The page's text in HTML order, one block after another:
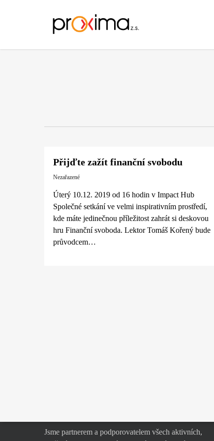
Přijďte zažít finanční svobodu
Nezařazené
Úterý 10.12. 2019 od 16 hodin v Impact Hub
Společné setkání ve velmi inspirativním prostředí,
kde máte jedinečnou příležitost zahrát si deskovou
hru Finanční svoboda. Lektor Tomáš Kořený bude
průvodcem…
Jsme partnerem a podporovatelem všech aktivních,